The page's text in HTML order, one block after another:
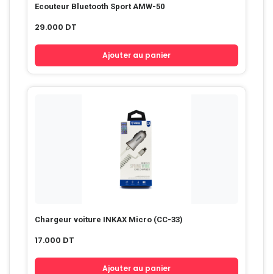
Ecouteur Bluetooth Sport AMW-50
29.000 DT
Ajouter au panier
Chargeur voiture INKAX Micro (CC-33)
17.000 DT
Ajouter au panier